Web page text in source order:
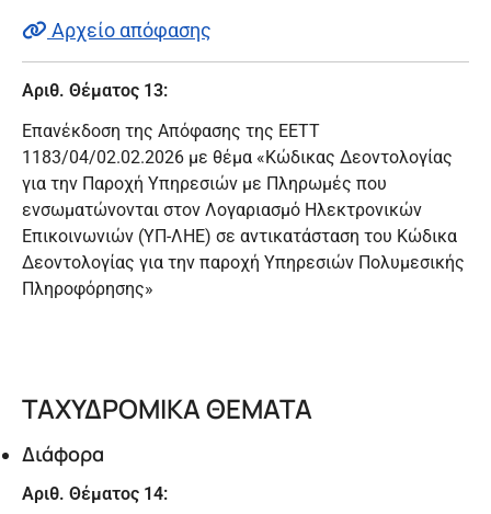
Αρχείο απόφασης
Αριθ. Θέματος 13:
Επανέκδοση της Απόφασης της ΕΕΤΤ
1183/04/02.02.2026 με θέμα «Κώδικας Δεοντολογίας
για την Παροχή Υπηρεσιών με Πληρωμές που
ενσωματώνονται στον Λογαριασμό Ηλεκτρονικών
Επικοινωνιών (ΥΠ-ΛΗΕ) σε αντικατάσταση του Κώδικα
Δεοντολογίας για την παροχή Υπηρεσιών Πολυμεσικής
Πληροφόρησης»
ΤΑΧΥΔΡΟΜΙΚΑ ΘΕΜΑΤΑ
Διάφορα
Αριθ. Θέματος 14: